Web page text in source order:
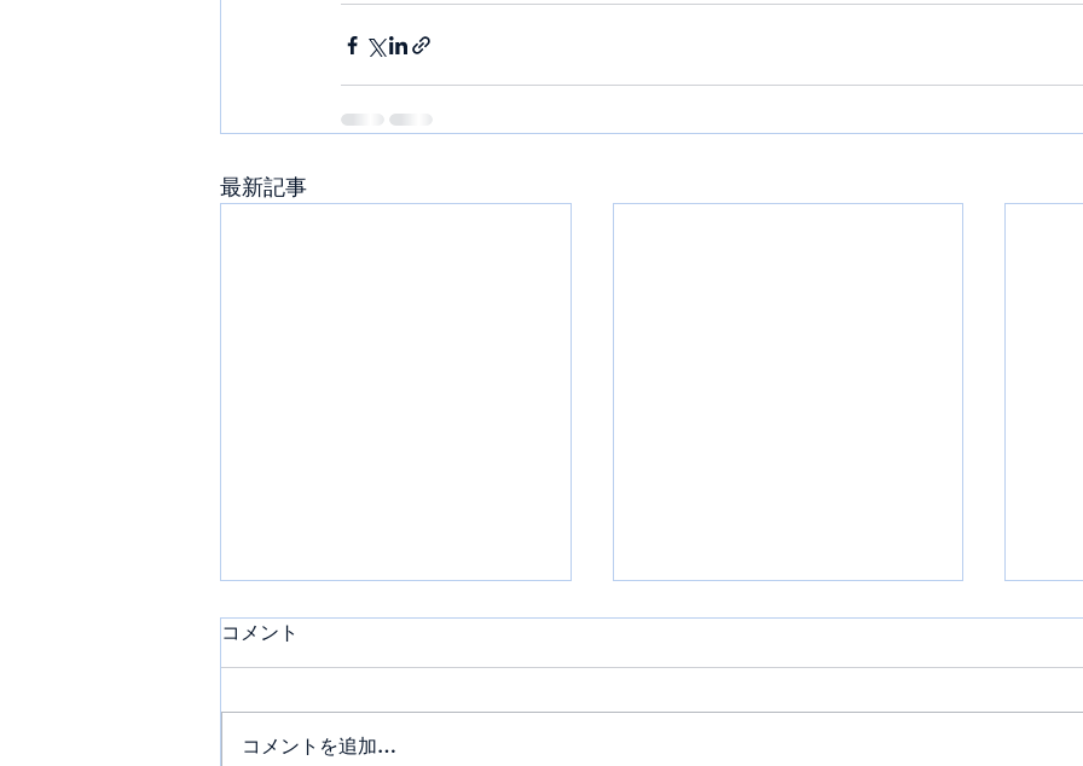
最新記事
コメント
コメントを追加…